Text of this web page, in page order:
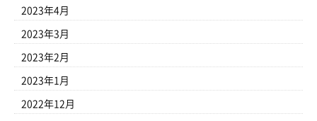
2023年4月
2023年3月
2023年2月
2023年1月
2022年12月